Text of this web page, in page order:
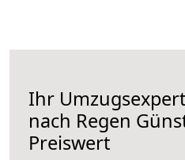
Ihr
nach Regen
Preiswert